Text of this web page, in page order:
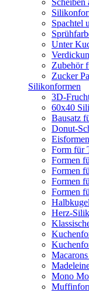
Scheiben
Spachtel
Unter
Zubehör
Zucker
Silikonformen
3D-
60x40
Bausatz
Donut-
Eisformen
Form für
Formen
Formen
Formen
Formen
Herz-
Mono